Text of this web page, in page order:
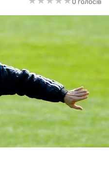
0 голосів